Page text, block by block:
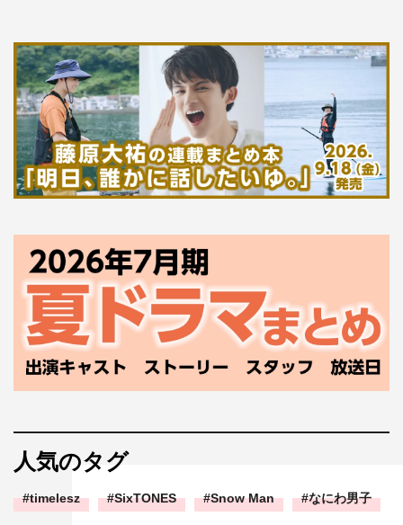
人気のタグ
timelesz SixTONES Snow Man なにわ男子